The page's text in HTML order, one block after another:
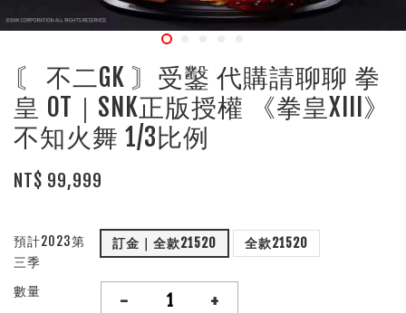
〘 不二GK 〙受鑿 代購請聊聊 拳
皇 OT｜SNK正版授權 《拳皇XIII》
不知火舞 1/3比例
NT$ 99,999
預計2023第
三季
訂金｜全款21520 全款21520
數量 - +